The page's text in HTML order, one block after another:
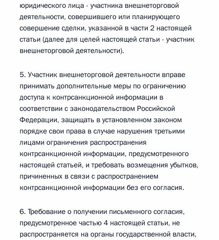
юридического лица - участника внешнеторговой
деятельности, совершившего или планирующего
совершение сделки, указанной в части 2 настоящей
статьи (далее для целей настоящей статьи - участник
внешнеторговой деятельности).
5. Участник внешнеторговой деятельности вправе
принимать дополнительные меры по ограничению
доступа к контрсанкционной информации в
соответствии с законодательством Российской
Федерации, защищать в установленном законом
порядке свои права в случае нарушения третьими
лицами ограничения распространения
контрсанкционной информации, предусмотренного
настоящей статьей, и требовать возмещения убытков,
причиненных в связи с распространением
контрсанкционной информации без его согласия.
6. Требование о получении письменного согласия,
предусмотренное частью 4 настоящей статьи, не
распространяется на органы государственной власти,